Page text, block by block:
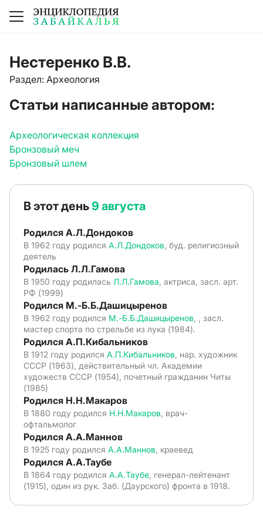
Нестеренко В.В.
Раздел: Археология
Статьи написанные автором:
Археологическая коллекция
Бронзовый меч
Бронзовый шлем
В этот день9 августа
Родился А.Л.Дондоков
В 1962 году родился А.Л.Дондоков , буд. религиозный
деятель
Родилась Л.Л.Гамова
В 1950 году родилась Л.Л.Гамова , актриса, засл. арт.
РФ (1999)
Родился М.-Б.Б.Дашицыренов
В 1962 году родился М.-Б.Б.Дашицыренов , , засл.
мастер спорта по стрельбе из лука (1984).
Родился А.П.Кибальников
В 1912 году родился А.П.Кибальников , нар. художник
СССР (1963), действительный чл. Академии
художеств СССР (1954), почетный гражданин Читы
(1985)
Родился Н.Н.Макаров
В 1880 году родился Н.Н.Макаров , врач-
офтальмолог
Родился А.А.Маннов
В 1925 году родился А.А.Маннов , краевед
Родился А.А.Таубе
В 1864 году родился А.А.Таубе , генерал-лейтенант
(1915), один из рук. Заб. (Даурского) фронта в 1918.